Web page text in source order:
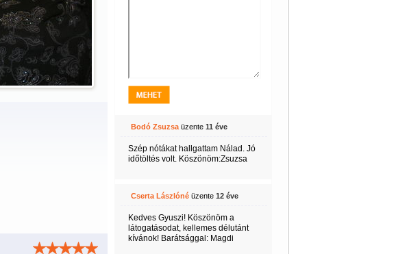
Bodó Zsuzsaüzente 11 éve
Szép nótákat hallgattam Nálad. Jó
időtöltés volt. Köszönöm:Zsuzsa
Cserta Lászlónéüzente 12 éve
Kedves Gyuszi! Köszönöm a
látogatásodat, kellemes délutánt
kívánok! Barátsággal: Magdi